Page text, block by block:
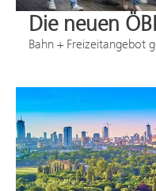
Die neuen